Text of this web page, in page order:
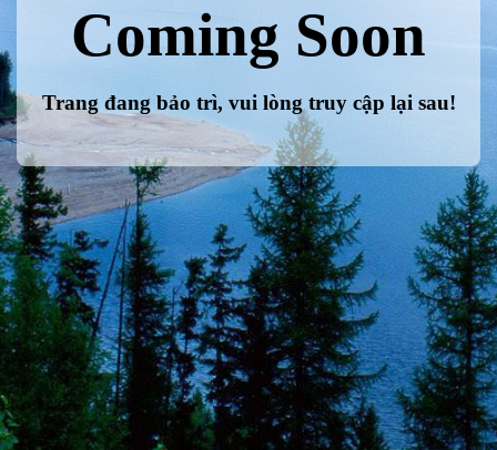
Coming Soon
Trang đang bảo trì, vui lòng truy cập lại sau!